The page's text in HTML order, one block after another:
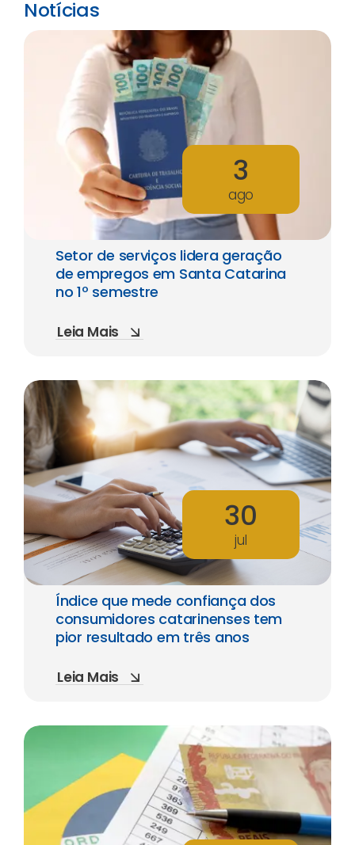
Notícias
3
ago
Setor de serviços lidera geração
de empregos em Santa Catarina
no 1º semestre
Leia Mais
30
jul
Índice que mede confiança dos
consumidores catarinenses tem
pior resultado em três anos
Leia Mais